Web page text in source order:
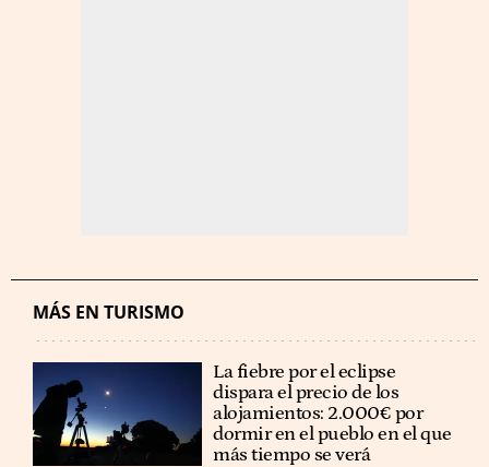
MÁS EN TURISMO
La fiebre por el eclipse
dispara el precio de los
alojamientos: 2.000€ por
dormir en el pueblo en el que
más tiempo se verá